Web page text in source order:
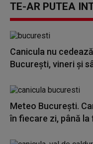
TE-AR PUTEA
Canicula nu
București, vineri și
Meteo București.
în fiecare zi, până